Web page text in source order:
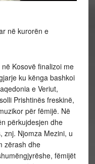
në kurorën e
Kosovë finalizoi me
ku kënga bashkoi
e Veriut,
Prishtinës freskinë,
për fëmijë. Në
përkujdesjen dhe
znj. Njomza Mezini, u
zërash dhe
fëmijët